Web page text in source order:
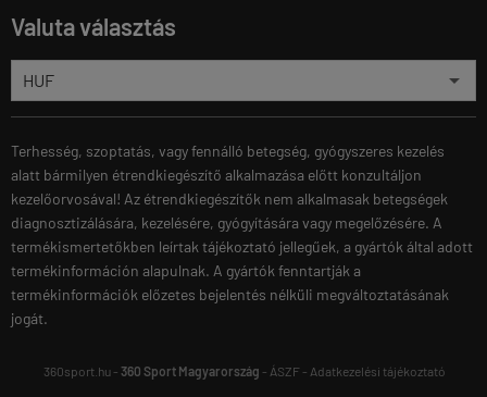
Valuta választás
Terhesség, szoptatás, vagy fennálló betegség, gyógyszeres kezelés
alatt bármilyen étrendkiegészítő alkalmazása előtt konzultáljon
kezelőorvosával! Az étrendkiegészítők nem alkalmasak betegségek
diagnosztizálására, kezelésére, gyógyítására vagy megelőzésére. A
termékismertetőkben leírtak tájékoztató jellegűek, a gyártók által adott
termékinformáción alapulnak. A gyártók fenntartják a
termékinformációk előzetes bejelentés nélküli megváltoztatásának
jogát.
360sport.hu - 360 Sport Magyarország - ÁSZF- Adatkezelési tájékoztató